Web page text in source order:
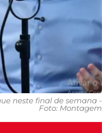
neste final de semana -
Foto: Montagem